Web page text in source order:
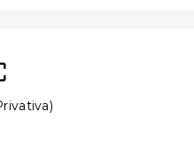
)